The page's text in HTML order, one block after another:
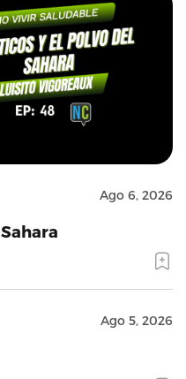
Ago 6, 2026
Ago 5, 2026